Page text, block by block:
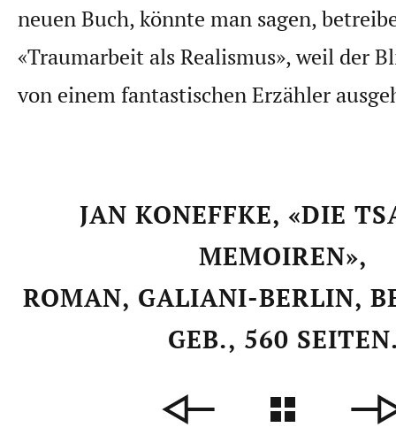
neuen Buch, könnte man sagen,
«Traumarbeit als Realismus», weil der
von einem fantastischen Erzähler
JAN KONEFFKE, «DIE
MEMOIREN»,
ROMAN, GALIANI-BERLIN,
GEB., 560